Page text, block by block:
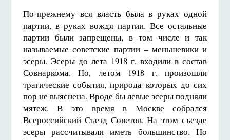
По-прежнему вся власть была в руках одной
партии, в руках вождя партии. Все остальные
партии были запрещены, в том числе и так
называемые советские партии – меньшевики и
эсеры. Эсеры до лета 1918 г. входили в состав
Совнаркома. Но, летом 1918 г. произошли
трагические события, природа которых до сих
пор не выяснена. Вроде бы левые эсеры подняли
мятеж. В это время в Москве собрался
Всероссийский Съезд Советов. На этом съезде
эсеры рассчитывали иметь большинство. Но